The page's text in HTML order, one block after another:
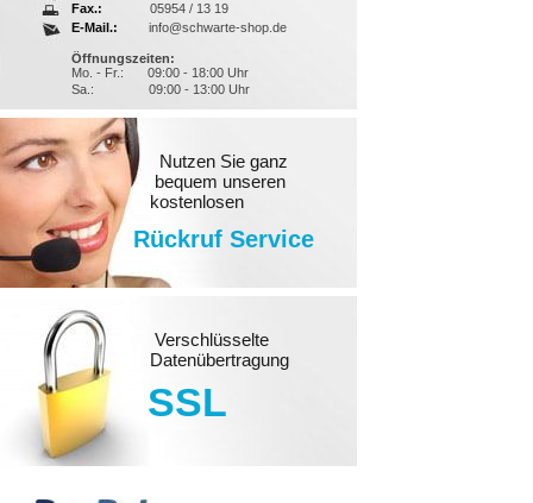
Fax.:
05954 / 13 19
E-Mail.:
info@schwarte-shop.de
Öffnungszeiten:
Mo. - Fr.:
09:00 - 18:00 Uhr
Sa.:
09:00 - 13:00 Uhr
Nutzen Sie ganz
bequem unseren
kostenlosen
Rückruf Service
Verschlüsselte
Datenübertragung
SSL